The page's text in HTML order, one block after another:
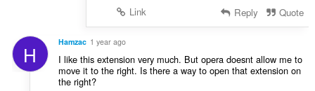
Link
Reply Quote
H Hamzac 1 year ago
I like this extension very much. But opera doesnt allow me to
move it to the right. Is there a way to open that extension on
the right?